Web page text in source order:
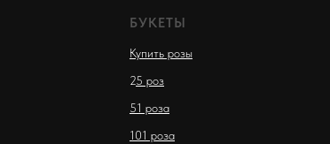
БУКЕТЫ
Купить розы
25 роз
51 роза
101 роза